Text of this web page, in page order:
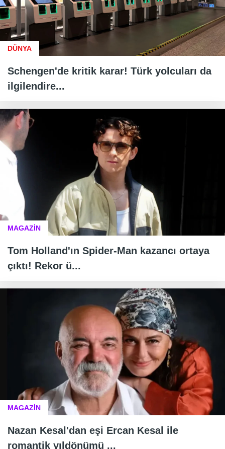
DÜNYA
Schengen'de kritik karar! Türk yolcuları da
ilgilendire...
MAGAZİN
Tom Holland'ın Spider-Man kazancı ortaya
çıktı! Rekor ü...
MAGAZİN
Nazan Kesal'dan eşi Ercan Kesal ile
romantik yıldönümü ...